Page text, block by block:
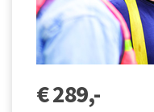
€ 289,-